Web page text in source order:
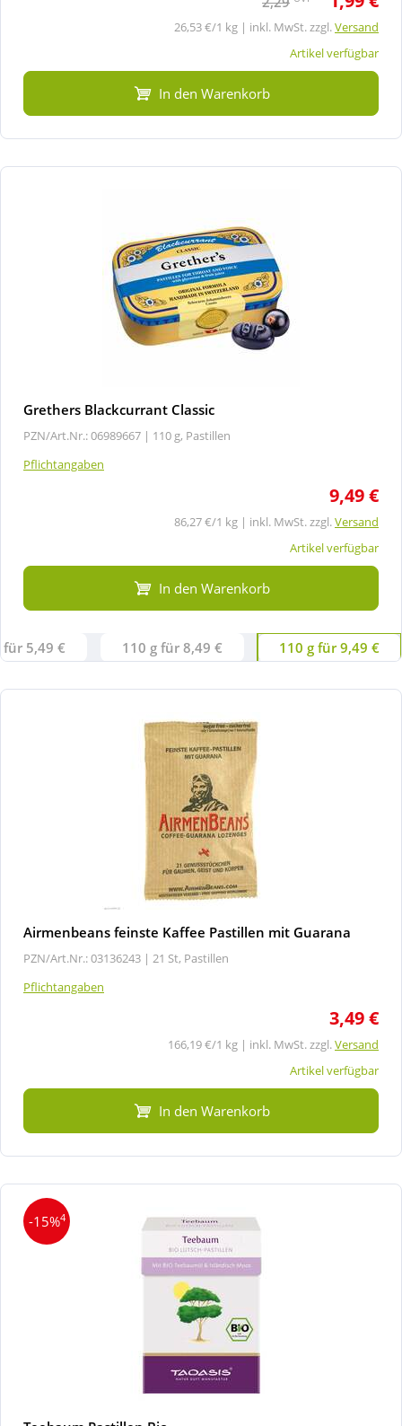
26,53 €/1 kg | inkl. MwSt. zzgl.Versand
Artikel verfügbar
In den Warenkorb
Grethers Blackcurrant Classic
PZN/Art.Nr.: 06989667 | 110 g, Pastillen
Pflichtangaben
9,49 €
86,27 €/1 kg | inkl. MwSt. zzgl.Versand
Artikel verfügbar
In den Warenkorb
für 5,49 € 110 g für 8,49 € 110 g für 9,49 €
Airmenbeans feinste Kaffee Pastillen mit Guarana
PZN/Art.Nr.: 03136243 | 21 St, Pastillen
Pflichtangaben
3,49 €
166,19 €/1 kg | inkl. MwSt. zzgl.Versand
Artikel verfügbar
In den Warenkorb
-15%4